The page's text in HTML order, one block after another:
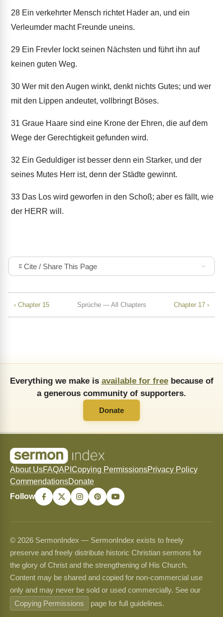
28 Ein verkehrter Mensch richtet Hader an, und ein
Verleumder macht Freunde uneins.
29 Ein Frevler lockt seinen Nächsten und führt ihn auf
keinen guten Weg.
30 Wer mit den Augen winkt, denkt nichts Gutes; und wer
mit den Lippen andeutet, vollbringt Böses.
31 Graue Haare sind eine Krone der Ehren, die auf dem
Wege der Gerechtigkeit gefunden wird.
32 Ein Geduldiger ist besser denn ein Starker, und der
seines Mutes Herr ist, denn der Städte gewinnt.
33 Das Los wird geworfen in den Schoß; aber es fällt, wie
der HERR will.
Cite / Share This Page
‹ Chapter 15 Sprüche — All Chapters Chapter 17 ›
Everything we make is available for freebecause of
a generous community of supporters.
Donate
About UsFAQAPI Copying PermissionsPrivacy Policy
CommendationsDonate
Follow
© 2026 SermonIndex — SermonIndex exists to freely
preserve and freely distribute historic Christian sermons for
the glory of Christ and the strengthening of His Church.
Content may be shared and copied for non-commercial use
only and may never be sold or used commercially. See our
Copying Permissions
page for full guidelines.